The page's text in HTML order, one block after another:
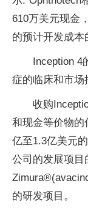
610万美元现金
的预计开发成本
Inception 4
症的临床和市场
收购
和现金等价物的
亿至1.3亿美元
公司的发展项目
的研发项目。